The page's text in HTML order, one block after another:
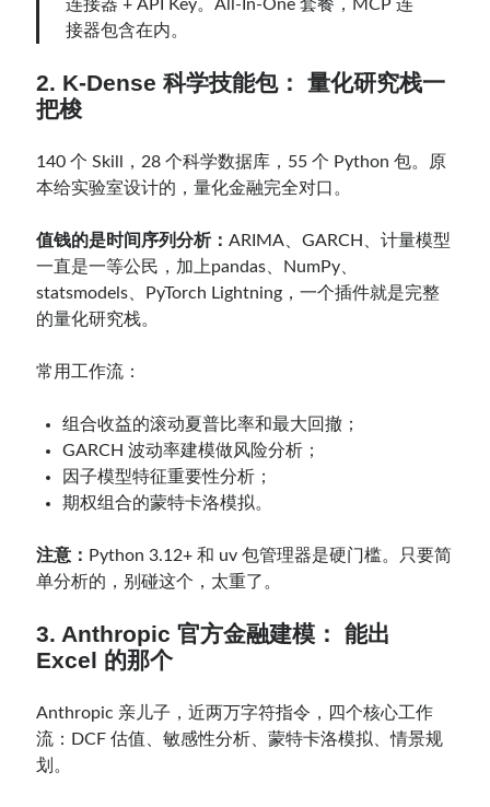
连接器 + API Key。All-In-One 套餐，MCP 连
接器包含在内。
2. K-Dense 科学技能包： 量化研究栈一
把梭
140 个 Skill，28 个科学数据库，55 个 Python 包。原
本给实验室设计的，量化金融完全对口。
值钱的是时间序列分析：ARIMA、GARCH、计量模型
一直是一等公民，加上pandas、NumPy、
statsmodels、PyTorch Lightning，一个插件就是完整
的量化研究栈。
常用工作流：
组合收益的滚动夏普比率和最大回撤；
GARCH 波动率建模做风险分析；
因子模型特征重要性分析；
期权组合的蒙特卡洛模拟。
注意： Python 3.12+ 和 uv 包管理器是硬门槛。只要简
单分析的，别碰这个，太重了。
3. Anthropic 官方金融建模： 能出
Excel 的那个
Anthropic 亲儿子，近两万字符指令，四个核心工作
流：DCF 估值、敏感性分析、蒙特卡洛模拟、情景规
划。